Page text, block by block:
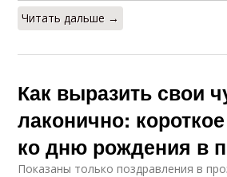
Читать дальше →
Как выразить свои
лаконично:
ко дню рождения в
Показаны только поздравления в